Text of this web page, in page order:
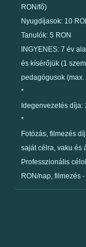
RON/fő)
Nyugdíjasok: 10
Tanulók: 5 RON
INGYENES: 7 év
és kísérőjük (1
pedagógusok
*
Idegenvezetés díja:
*
Fotózás, filmezés
saját célra, vaku és
Professzionális
RON/nap, filmezés